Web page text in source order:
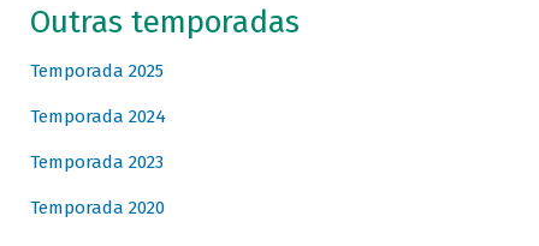
Outras temporadas
Temporada 2025
Temporada 2024
Temporada 2023
Temporada 2020